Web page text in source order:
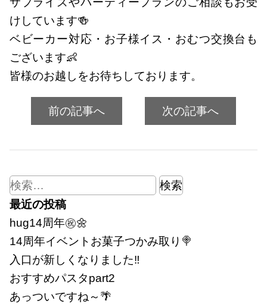
けしています🍻
ベビーカー対応・お子様イス・おむつ交換台も
ございます👶
皆様のお越しをお待ちしております。
前の記事へ 次の記事へ
検
索:
最近の投稿
hug14周年㊗🌼
14周年イベントお菓子つかみ取り🍭
入口が新しくなりました‼
おすすめパスタpart2
あっついですね～🌴